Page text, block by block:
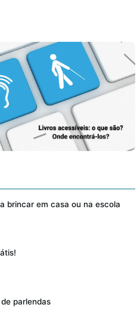
brincar em casa ou na escola
parlendas